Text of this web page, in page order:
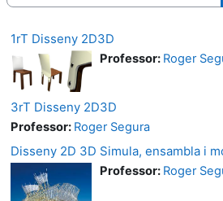
1rT Disseny 2D3D
Professor: Roger
3rT Disseny 2D3D
Professor: Roger Segura
Disseny 2D 3D Simula, ensambla i
Professor: Roger